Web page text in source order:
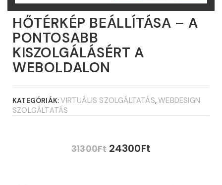
HŐTÉRKÉP BEÁLLÍTÁSA – A
PONTOSABB
KISZOLGÁLÁSÉRT A
WEBOLDALON
KATEGÓRIÁK:VIRTUÁLIS SZOLGÁLTATÁS,WEBDESIGN
SZOLGÁLTATÁS
31300Ft 24300Ft